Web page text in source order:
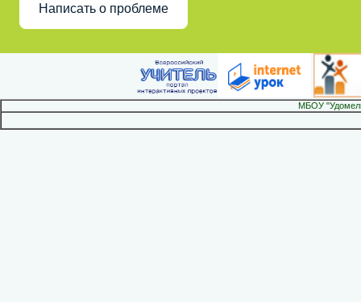
Написать о проблеме
МБОУ